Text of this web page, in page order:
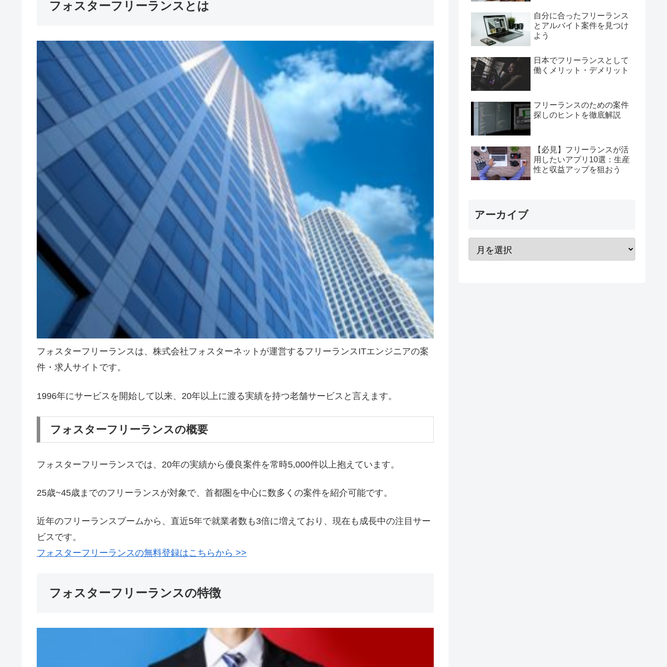
フォスターフリーランスとは
フォスターフリーランスは、株式会社フォスターネットが運営するフリーランスITエンジニアの案
件・求人サイトです。
1996年にサービスを開始して以来、20年以上に渡る実績を持つ老舗サービスと言えます。
フォスターフリーランスの概要
フォスターフリーランスでは、20年の実績から優良案件を常時5,000件以上抱えています。
25歳~45歳までのフリーランスが対象で、首都圏を中心に数多くの案件を紹介可能です。
近年のフリーランスブームから、直近5年で就業者数も3倍に増えており、現在も成長中の注目サー
ビスです。
フォスターフリーランスの無料登録はこちらから >>
フォスターフリーランスの特徴
自分に合ったフリーランス
とアルバイト案件を見つけ
よう
日本でフリーランスとして
働くメリット・デメリット
フリーランスのための案件
探しのヒントを徹底解説
【必見】フリーランスが活
用したいアプリ10選：生産
性と収益アップを狙おう
アーカイブ